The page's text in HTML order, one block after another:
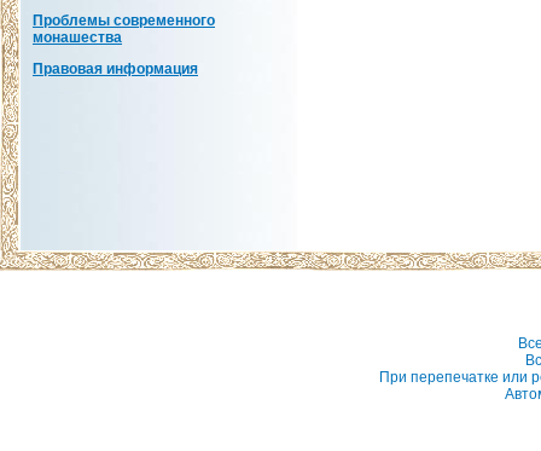
Проблемы современного
монашества
Правовая информация
При перепечатке или